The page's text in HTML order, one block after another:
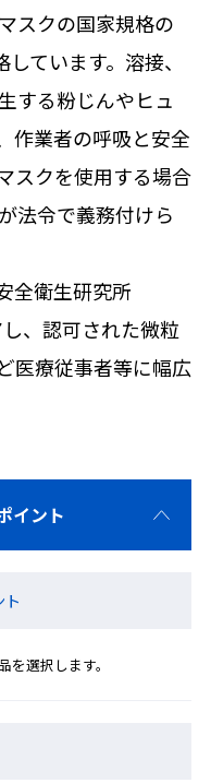
スクの国家規格の
ています。溶接、
する粉じんやヒュ
作業者の呼吸と安全
スクを使用する場合
法令で義務付けら
全衛生研究所
、認可された微粒
医療従事者等に幅広
イント
選択します。